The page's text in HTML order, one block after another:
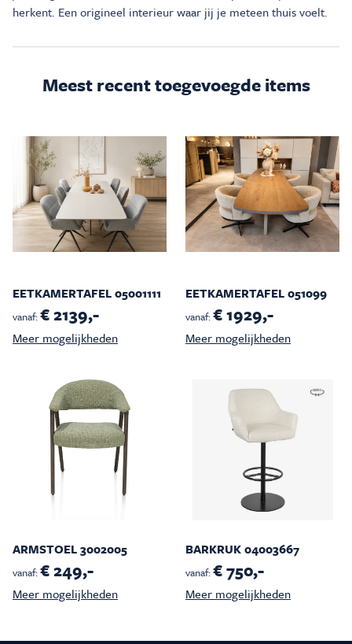
herkent. Een origineel interieur waar jij je meteen thuis voelt.
Meest recent toegevoegde items
EETKAMERTAFEL 05001111
vanaf:€ 2139,-
Meer mogelijkheden
EETKAMERTAFEL 051099
vanaf:€ 1929,-
Meer mogelijkheden
ARMSTOEL 3002005
vanaf:€ 249,-
Meer mogelijkheden
BARKRUK 04003667
vanaf:€ 750,-
Meer mogelijkheden